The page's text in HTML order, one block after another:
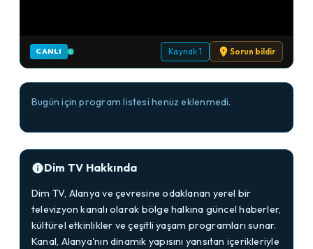
CANLI Kaynak 1 Sorun bildir
Bugün için program listesi henüz eklenmedi.
Dim TV Hakkında
Dim TV, Alanya ve çevresine odaklanan yerel bir
televizyon kanalı olarak bölge halkına güncel haberler,
kültürel etkinlikler ve çeşitli yaşam programları sunar.
Kanal, Alanya'nın dinamik yapısını yansıtan içerikleriyle